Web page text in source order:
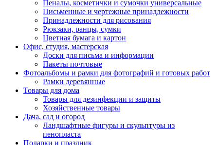
Пеналы, косметички и сумочки универсальные
Письменные и чертежные принадлежности
Принадлежности для рисования
Рюкзаки, ранцы, сумки
Цветная бумага и картон
Офис, студия, мастерская
Доски для письма и информации
Пакеты почтовые
Фотоальбомы и рамки для фотографий и готовых работ
Рамки деревянные
Товары для дома
Товары для дезинфекции и защиты
Хозяйственные товары
Дача, сад и огород
Ландшафтные фигуры и скульптуры из
пенопласта
Подарки и праздник